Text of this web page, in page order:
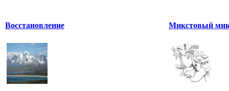
Восстановление Микстовый